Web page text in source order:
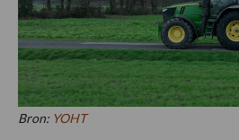
Bron: YOHT